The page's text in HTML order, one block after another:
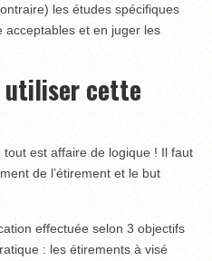
les études spécifiques
acceptables et en juger les
utiliser cette
est affaire de logique ! Il faut
de l’étirement et le but
effectuée selon 3 objectifs
: les étirements à visé